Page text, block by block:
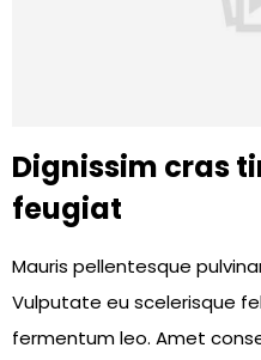
Dignissim cras
feugiat
Mauris pellentesque
Vulputate eu scelerisque
fermentum leo. Amet